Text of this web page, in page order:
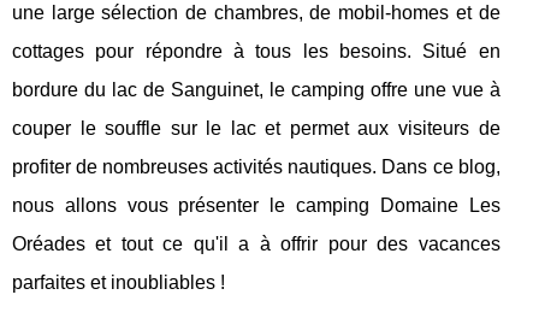
une large sélection de chambres, de mobil-homes et de
cottages pour répondre à tous les besoins. Situé en
bordure du lac de Sanguinet, le camping offre une vue à
couper le souffle sur le lac et permet aux visiteurs de
profiter de nombreuses activités nautiques. Dans ce blog,
nous allons vous présenter le camping Domaine Les
Oréades et tout ce qu'il a à offrir pour des vacances
parfaites et inoubliables !